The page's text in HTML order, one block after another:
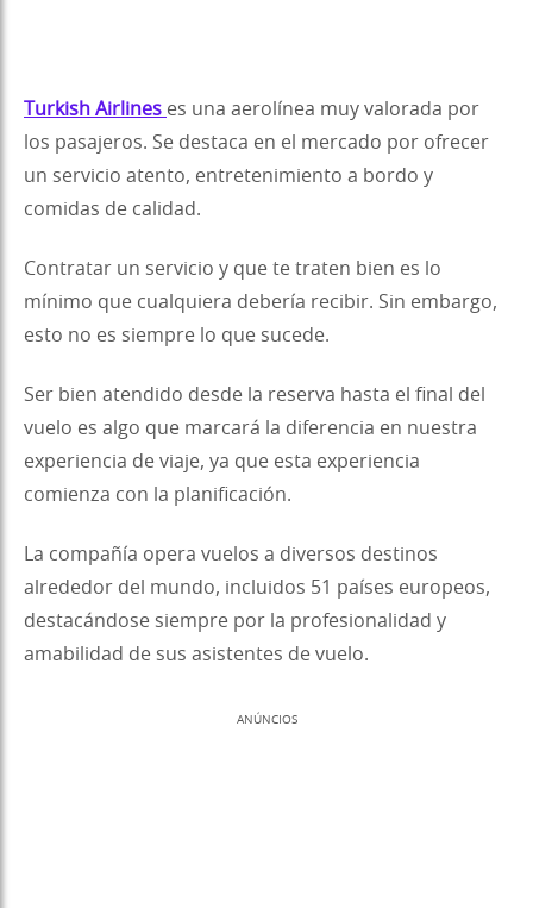
Turkish Airlines es una aerolínea muy valorada por
los pasajeros. Se destaca en el mercado por ofrecer
un servicio atento, entretenimiento a bordo y
comidas de calidad.
Contratar un servicio y que te traten bien es lo
mínimo que cualquiera debería recibir. Sin embargo,
esto no es siempre lo que sucede.
Ser bien atendido desde la reserva hasta el final del
vuelo es algo que marcará la diferencia en nuestra
experiencia de viaje, ya que esta experiencia
comienza con la planificación.
La compañía opera vuelos a diversos destinos
alrededor del mundo, incluidos 51 países europeos,
destacándose siempre por la profesionalidad y
amabilidad de sus asistentes de vuelo.
ANÚNCIOS